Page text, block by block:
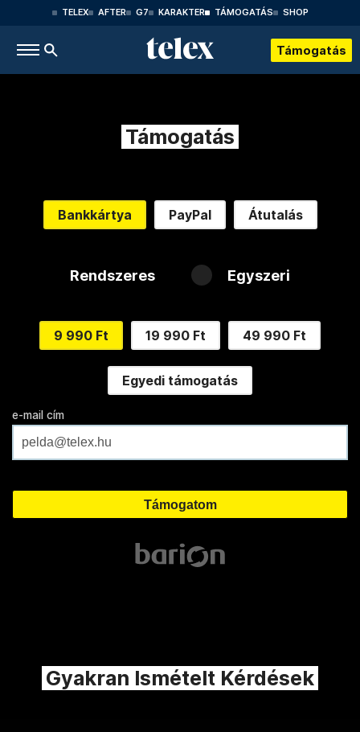
TELEX AFTER G7 KARAKTER TÁMOGATÁS SHOP
Támogatás
Támogatás
Bankkártya PayPal Átutalás
Rendszeres Egyszeri
9 990 Ft 19 990 Ft 49 990 Ft
Egyedi támogatás
e-mail cím
Gyakran Ismételt Kérdések